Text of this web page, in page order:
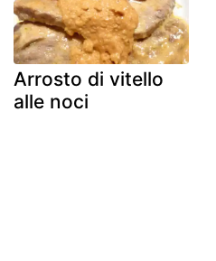
Arrosto di vitello
alle noci